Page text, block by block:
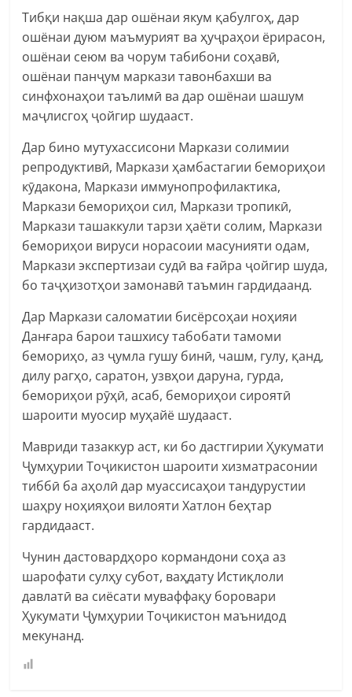
Тибқи нақша дар ошёнаи якум қабулгоҳ, дар
ошёнаи дуюм маъмурият ва ҳуҷраҳои ёрирасон,
ошёнаи сеюм ва чорум табибони соҳавӣ,
ошёнаи панҷум маркази тавонбахши ва
синфхонаҳои таълимӣ ва дар ошёнаи шашум
маҷлисгоҳ ҷойгир шудааст.
Дар бино мутухассисони Маркази солимии
репродуктивӣ, Маркази ҳамбастагии бемориҳои
кӯдакона, Маркази иммунопрофилактика,
Маркази бемориҳои сил, Маркази тропикӣ,
Маркази ташаккули тарзи ҳаёти солим, Маркази
бемориҳои вируси норасоии масунияти одам,
Маркази экспертизаи судӣ ва ғайра ҷойгир шуда,
бо таҷҳизотҳои замонавӣ таъмин гардидаанд.
Дар Маркази саломатии бисёрсоҳаи ноҳияи
Данғара барои ташхису табобати тамоми
бемориҳо, аз ҷумла гушу бинӣ, чашм, гулу, қанд,
дилу рагҳо, саратон, узвҳои даруна, гурда,
бемориҳои рӯҳӣ, асаб, бемориҳои сироятӣ
шароити муосир муҳайё шудааст.
Мавриди тазаккур аст, ки бо дастгирии Ҳукумати
Ҷумҳурии Тоҷикистон шароити хизматрасонии
тиббӣ ба аҳолӣ дар муассисаҳои тандурустии
шаҳру ноҳияҳои вилояти Хатлон беҳтар
гардидааст.
Чунин дастовардҳоро кормандони соҳа аз
шарофати сулҳу субот, ваҳдату Истиқлоли
давлатӣ ва сиёсати муваффақу боровари
Ҳукумати Ҷумҳурии Тоҷикистон маънидод
мекунанд.